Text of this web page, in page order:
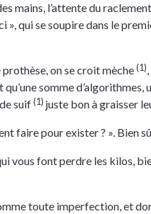
mains, l’attente du
qui se soupire dans le
on se croit mèche(1)
qu’une somme
suif(1) juste bon à graisser
faire pour exister ? ». Bien
vous font perdre les kilos,
toute imperfection, et